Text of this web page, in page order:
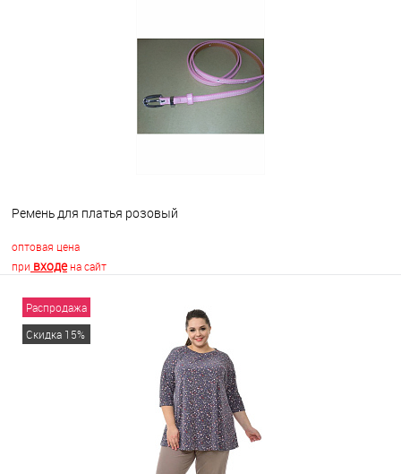
Недоступно
Ремень для платья розовый
оптовая цена
при входена сайт
В корзину
Распродажа
Скидка 15%